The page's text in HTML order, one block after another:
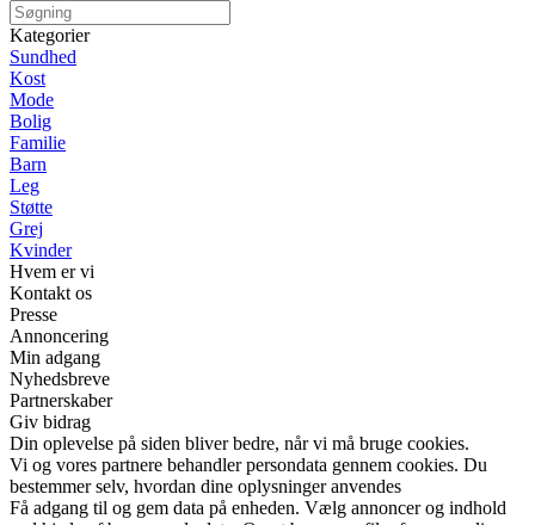
Kategorier
Sundhed
Kost
Mode
Bolig
Familie
Barn
Leg
Støtte
Grej
Kvinder
Hvem er vi
Kontakt os
Presse
Annoncering
Min adgang
Nyhedsbreve
Partnerskaber
Giv bidrag
Din oplevelse på siden bliver bedre, når vi må bruge cookies.
Vi og vores partnere behandler persondata gennem cookies. Du
bestemmer selv, hvordan dine oplysninger anvendes
Få adgang til og gem data på enheden. Vælg annoncer og indhold